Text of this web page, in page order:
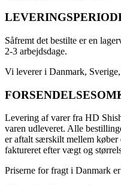
Såfremt det bestilte er en
2-3 arbejdsdage.
Vi leverer i Danmark,
Levering af varer fra HD
varen udleveret. Alle
er aftalt særskilt mellem
faktureret efter vægt og
Priserne for fragt i Danmark